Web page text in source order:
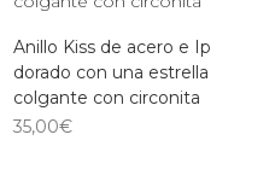
Anillo Kiss de acero e Ip
dorado con una estrella
colgante con circonita
35,00€